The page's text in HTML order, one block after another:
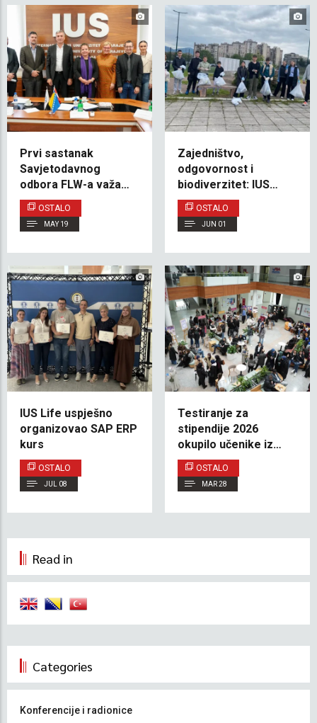
Prvi sastanak
Savjetodavnog
odbora FLW-a važan
korak u razvoju
Fakulteta
OSTALO
MAY 19
Zajedništvo,
odgovornost i
biodiverzitet: IUS
učestvovao u velikoj
akciji čišćenja
OSTALO
JUN 01
IUS Life uspješno
organizovao SAP ERP
kurs
OSTALO
JUL 08
Testiranje za
stipendije 2026
okupilo učenike iz
cijele Bosne i
Hercegovine
OSTALO
MAR 28
Read in
Categories
Konferencije i radionice